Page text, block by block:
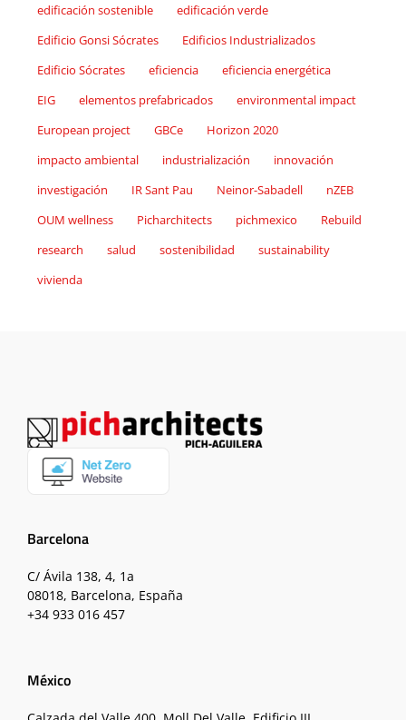
edificación sostenible
edificación verde
Edificio Gonsi Sócrates
Edificios Industrializados
Edificio Sócrates
eficiencia
eficiencia energética
EIG
elementos prefabricados
environmental impact
European project
GBCe
Horizon 2020
impacto ambiental
industrialización
innovación
investigación
IR Sant Pau Neinor-Sabadell
nZEB
OUM wellness
Picharchitects pichmexico
Rebuild
research
salud sostenibilidad
sustainability
vivienda
Barcelona
C/ Ávila 138, 4, 1a
08018, Barcelona, España
+34 933 016 457
México